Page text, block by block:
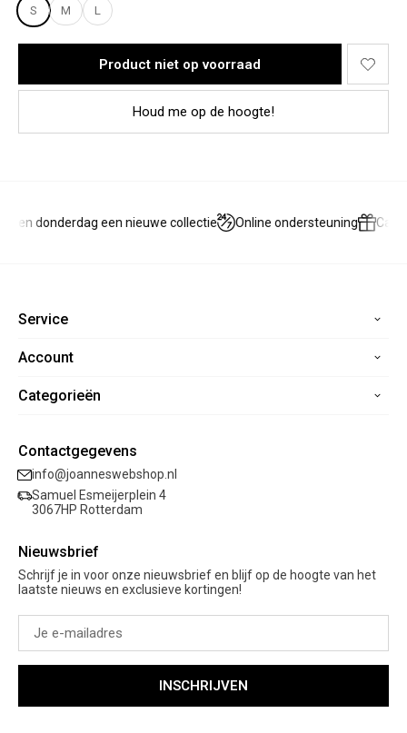
Materiaal:
S M L
Product niet op voorraad
Houd me op de hoogte!
en donderdag een nieuwe collectie Online ondersteuning
Service
Home
Veelgestelde vragen
Retourneren
Garantie
Account
Registreren
Mijn verlanglijst
Categorieën
Sale
Kleding
Schoenen
Cadeaubon
Contactgegevens
info@joanneswebshop.nl
Samuel Esmeijerplein 4
3067HP Rotterdam
Nieuwsbrief
Schrijf je in voor onze nieuwsbrief en blijf op de hoogte van het
laatste nieuws en exclusieve kortingen!
INSCHRIJVEN